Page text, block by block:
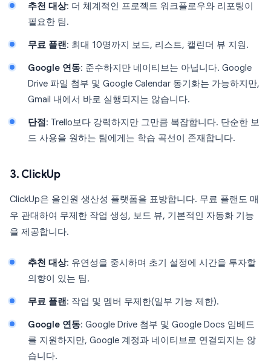
추천 대상: 더 체계적인 프로젝트 워크플로우와 리포팅이
필요한 팀.
무료 플랜: 최대 10명까지 보드, 리스트, 캘린더 뷰 지원.
Google 연동: 준수하지만 네이티브는 아닙니다. Google
Drive 파일 첨부 및 Google Calendar 동기화는 가능하지만,
Gmail 내에서 바로 실행되지는 않습니다.
단점: Trello보다 강력하지만 그만큼 복잡합니다. 단순한 보
드 사용을 원하는 팀에게는 학습 곡선이 존재합니다.
3. ClickUp
ClickUp은 올인원 생산성 플랫폼을 표방합니다. 무료 플랜도 매
우 관대하여 무제한 작업 생성, 보드 뷰, 기본적인 자동화 기능
을 제공합니다.
추천 대상: 유연성을 중시하며 초기 설정에 시간을 투자할
의향이 있는 팀.
무료 플랜: 작업 및 멤버 무제한(일부 기능 제한).
Google 연동: Google Drive 첨부 및 Google Docs 임베드
를 지원하지만, Google 계정과 네이티브로 연결되지는 않
습니다.